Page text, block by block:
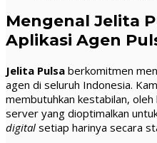
Mengenal Jelita
Aplikasi Agen
Jelita Pulsa berkomitmen
agen di seluruh Indonesia.
membutuhkan kestabilan,
server yang dioptimalkan
digital setiap harinya secara